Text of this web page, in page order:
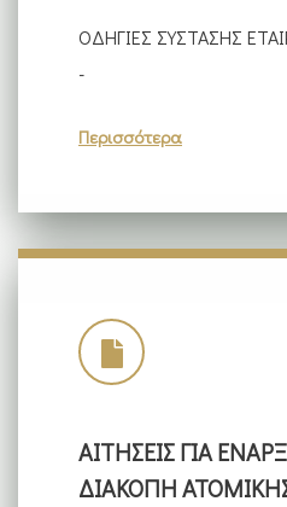
ΟΔΗΓΙΕΣ ΣΥΣΤΑΣΗΣ
-
Περισσότερα
ΑΙΤΗΣΕΙΣ ΓΙΑ
ΔΙΑΚΟΠΗ